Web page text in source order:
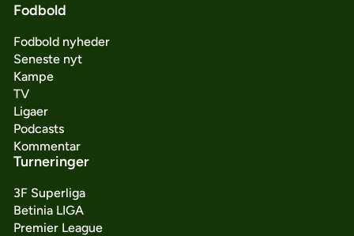
Fodbold
Fodbold nyheder
Seneste nyt
Kampe
TV
Ligaer
Podcasts
Kommentar
Turneringer
3F Superliga
Betinia LIGA
Premier League